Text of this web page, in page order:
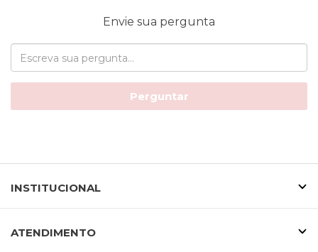
Envie sua pergunta
Perguntar
INSTITUCIONAL
ATENDIMENTO